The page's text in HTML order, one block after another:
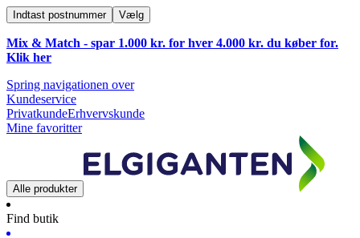
Indtast postnummer Vælg
Mix & Match - spar 1.000 kr. for hver 4.000 kr. du køber for.
Klik her
Spring navigationen over
Kundeservice
PrivatkundeErhvervskunde
Mine favoritter
Alle produkter
Find butik